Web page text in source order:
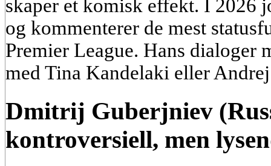
skaper et komisk effekt. I 2026
og kommenterer de mest
Premier League. Hans dialoger
med Tina Kandelaki eller
Dmitrij Guberjniev
kontroversiell, men